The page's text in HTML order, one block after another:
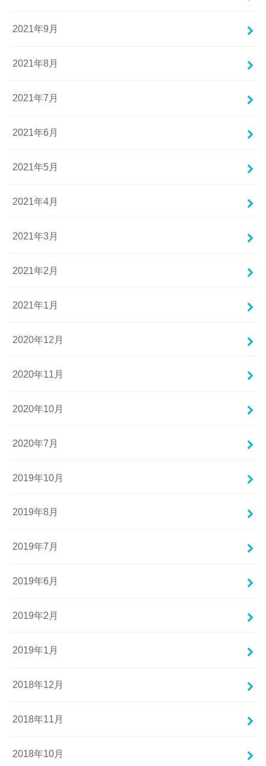
2021年9月
2021年8月
2021年7月
2021年6月
2021年5月
2021年4月
2021年3月
2021年2月
2021年1月
2020年12月
2020年11月
2020年10月
2020年7月
2019年10月
2019年8月
2019年7月
2019年6月
2019年2月
2019年1月
2018年12月
2018年11月
2018年10月